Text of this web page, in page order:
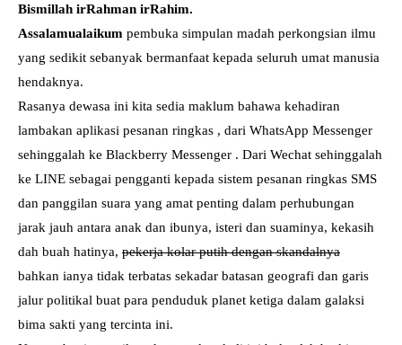
Bismillah irRahman irRahim.
Assalamualaikum pembuka simpulan madah perkongsian ilmu
yang sedikit sebanyak bermanfaat kepada seluruh umat manusia
hendaknya.
Rasanya dewasa ini kita sedia maklum bahawa kehadiran
lambakan aplikasi pesanan ringkas , dari WhatsApp Messenger
sehinggalah ke Blackberry Messenger . Dari Wechat sehinggalah
ke LINE sebagai pengganti kepada sistem pesanan ringkas SMS
dan panggilan suara yang amat penting dalam perhubungan
jarak jauh antara anak dan ibunya, isteri dan suaminya, kekasih
dah buah hatinya, pekerja kolar putih dengan skandalnya
bahkan ianya tidak terbatas sekadar batasan geografi dan garis
jalur politikal buat para penduduk planet ketiga dalam galaksi
bima sakti yang tercinta ini.